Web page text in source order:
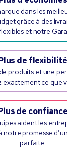
dans les
grâce à des
et notre
de flexibilité
produits et une
exactement ce que
de confiance
aident les
notre promesse
parfaite.